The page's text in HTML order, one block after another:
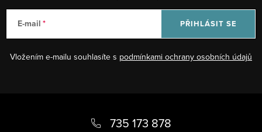
E-mail
Vložením e-mailu souhlasíte s podmínkami ochrany osobních údajů
PŘIHLÁSIT SE
735 173 878